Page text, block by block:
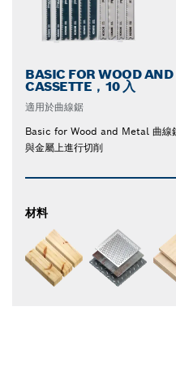
BASIC FOR WOOD AND
CASSETTE，10 入
適用於曲線鋸
Basic for Wood and Metal 曲線
與金屬上進行切削
材料